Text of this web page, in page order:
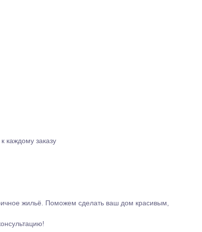
каждому заказу
жильё. Поможем сделать ваш дом красивым,